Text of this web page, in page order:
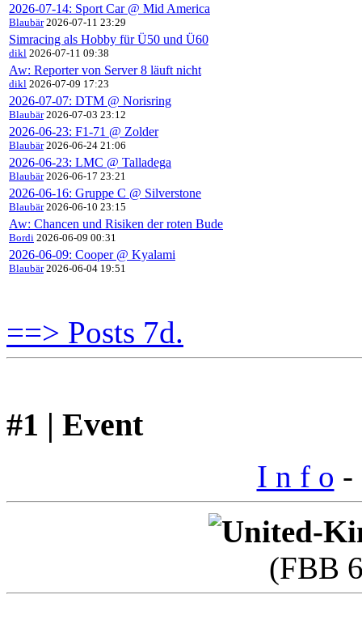
2026-07-14: Sport Car @ Mid America
Blaubär2026-07-11 23:29
Simracing als Hobby für Ü50 und Ü60
dikl 2026-07-11 09:38
Aw: Reporter von Server 8 läuft nicht
dikl 2026-07-09 17:23
2026-07-07: DTM @ Norisring
Blaubär2026-07-03 23:12
2026-06-23: F1-71 @ Zolder
Blaubär2026-06-24 21:06
2026-06-23: LMC @ Talladega
Blaubär2026-06-17 23:21
2026-06-16: Gruppe C @ Silverstone
Blaubär2026-06-10 23:15
Aw: Chancen und Risiken der roten Bude
Bordi 2026-06-09 00:31
2026-06-09: Cooper @ Kyalami
Blaubär2026-06-04 19:51
==> Posts 7d.
#1 | Event
I n f o -
(FBB